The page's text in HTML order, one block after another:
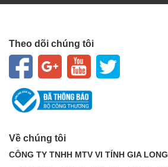
Theo dõi chúng tôi
Về chúng tôi
CÔNG TY TNHH MTV VI TÍNH GIA LONG